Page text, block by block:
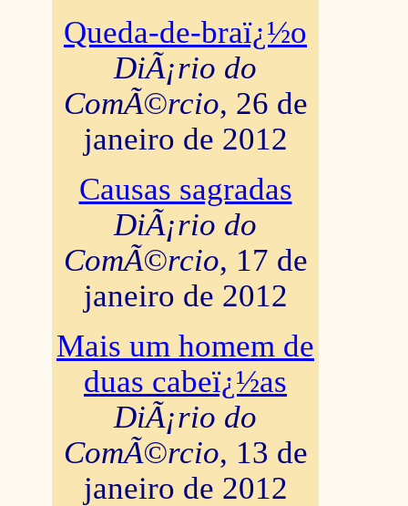
Queda-de-braï¿½o
DiÃ¡rio do
ComÃ©rcio, 26 de
janeiro de 2012
Causas sagradas
DiÃ¡rio do
ComÃ©rcio, 17 de
janeiro de 2012
Mais um homem de
duas cabeï¿½as
DiÃ¡rio do
ComÃ©rcio, 13 de
janeiro de 2012